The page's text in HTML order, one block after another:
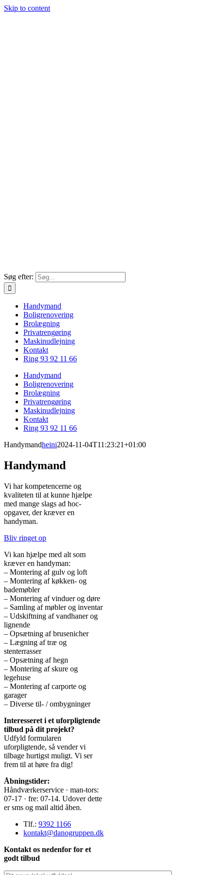
Skip to content
Søg efter:
Handymand
Boligrenovering
Brolægning
Privatrengøring
Maskinudlejning
Kontakt
Ring 93 92 11 66
Handymand
Boligrenovering
Brolægning
Privatrengøring
Maskinudlejning
Kontakt
Ring 93 92 11 66
Handymandheini2024-11-04T11:23:21+01:00
Handymand
Vi har kompetencerne og
kvaliteten til at kunne hjælpe
med mange slags ad hoc-
opgaver, der kræver en
handyman.
Bliv ringet op
Vi kan hjælpe med alt som
kræver en handyman:
– Montering af gulv og loft
– Montering af køkken- og
bademøbler
– Montering af vinduer og døre
– Samling af møbler og inventar
– Udskiftning af vandhaner og
lignende
– Opsætning af brusenicher
– Lægning af træ og
stenterrasser
– Opsætning af hegn
– Montering af skure og
legehuse
– Montering af carporte og
garager
– Diverse til- / ombygninger
Interesseret i et uforpligtende
tilbud på dit projekt?​
Udfyld formularen
uforpligtende, så vender vi
tilbage hurtigst muligt. Vi ser
frem til at høre fra dig!
Åbningstider:
Håndværkerservice · man-tors:
07-17 · fre: 07-14. Udover dette
er sms og mail altid åben.
Tlf.: 9392 1166
kontakt@danogruppen.dk
Kontakt os nedenfor for et
godt tilbud